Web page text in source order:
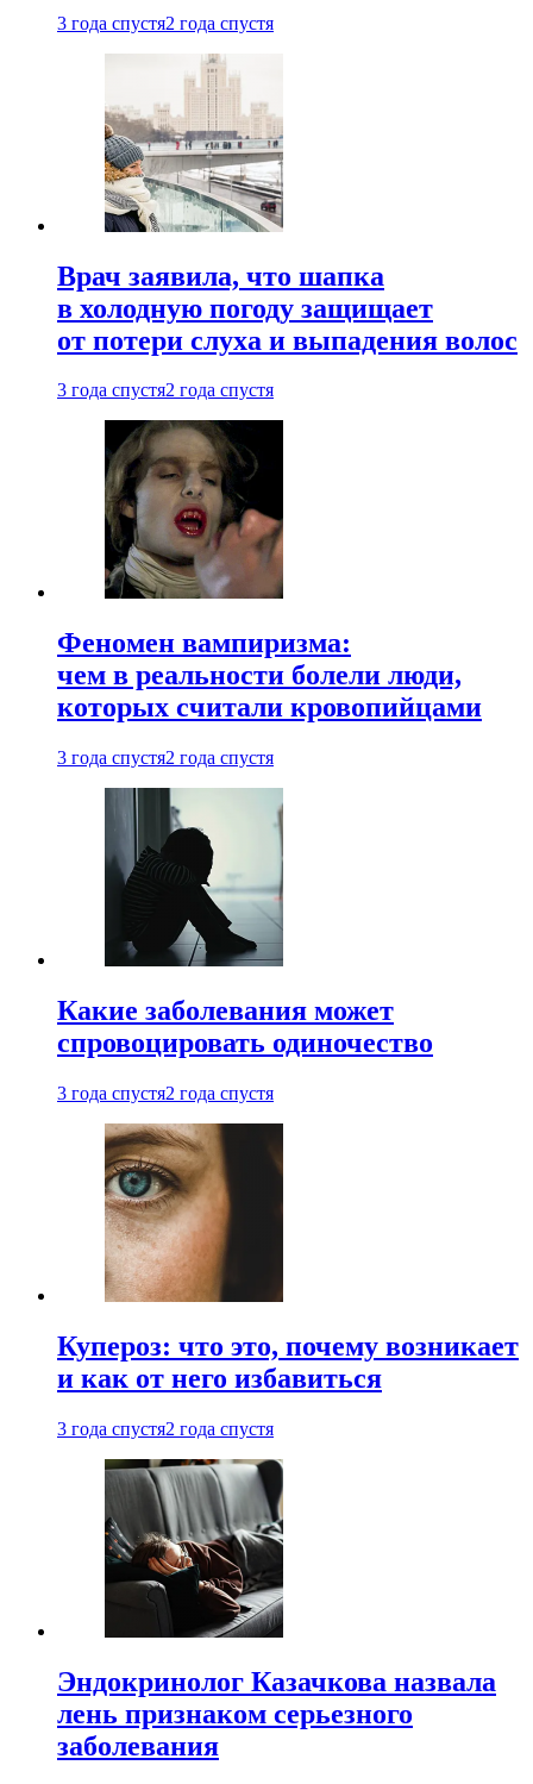
3 года спустя2 года спустя
Врач заявила, что шапка
в холодную погоду защищает
от потери слуха и выпадения волос
3 года спустя2 года спустя
Феномен вампиризма:
чем в реальности болели люди,
которых считали кровопийцами
3 года спустя2 года спустя
Какие заболевания может
спровоцировать одиночество
3 года спустя2 года спустя
Купероз: что это, почему возникает
и как от него избавиться
3 года спустя2 года спустя
Эндокринолог Казачкова назвала
лень признаком серьезного
заболевания